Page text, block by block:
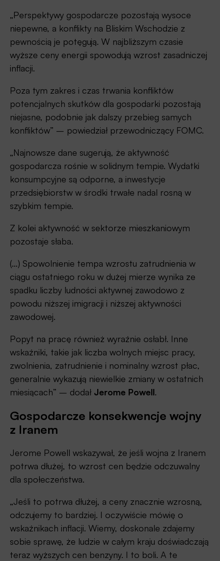
„Perspektywy gospodarcze pozostają wysoce
niepewne, a konflikty na Bliskim Wschodzie z
pewnością je potęgują. W najbliższym czasie
wyższe ceny energii spowodują wzrost zasadniczej
inflacji.
Poza tym zakres i czas trwania konfliktów
potencjalnych skutków dla gospodarki pozostają
niejasne, podobnie jak dalszy przebieg samych
konfliktów” – powiedział przewodniczący FOMC.
„Najnowsze dane sugerują, że aktywność
gospodarcza rośnie w solidnym tempie. Wydatki
konsumpcyjne są odporne, a inwestycje
przedsiębiorstw w środki trwałe nadal rosną w
szybkim tempie.
Z kolei aktywność w sektorze mieszkaniowym
pozostaje słaba.
(…) Spowolnienie tempa wzrostu zatrudnienia w
ciągu ostatniego roku w dużej mierze wynika ze
spadku liczby ludności aktywnej zawodowo z
powodu niższej imigracji i niższej aktywności
zawodowej.
Popyt na pracę również wyraźnie osłabł. Inne
wskaźniki, takie jak liczba wolnych miejsc pracy,
zwolnienia, zatrudnienie i nominalny wzrost płac,
generalnie wykazują niewielkie zmiany w ostatnich
miesiącach” – dodał Jerome Powell.
Gospodarcze konsekwencje wojny
z Iranem
Jerome Powell wskazywał, że jeśli wojna z Iranem
potrwa dłużej, to wzrost cen będzie odczuwalny
dla społeczeństwa.
„Jeśli to potrwa dłużej, a ceny znacznie wzrosną,
odczujemy to bardziej. I oczywiście mówię o
wskaźnikach inflacji. Wiemy, doskonale zdajemy
sobie sprawę, że ludzie w całym kraju doświadczają
teraz wyższych cen benzyny. I to boli. A te